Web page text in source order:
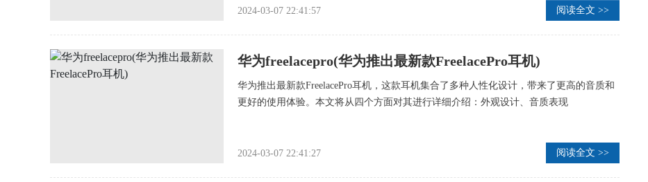
2024-03-07 22:41:57 阅读全文 >>
华为freelacepro(华为推出最新款FreelacePro耳机)
华为推出最新款FreelacePro耳机，这款耳机集合了多种人性化设计，带来了更高的音质和
更好的使用体验。本文将从四个方面对其进行详细介绍：外观设计、音质表现
2024-03-07 22:41:27 阅读全文 >>